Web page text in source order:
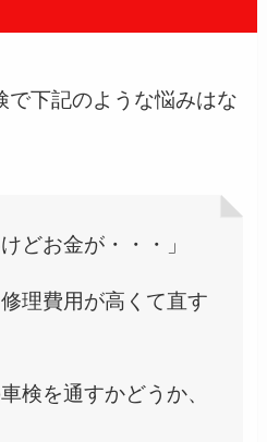
で下記のような悩みはな
どお金が・・・」
理費用が高くて直す
検を通すかどうか、